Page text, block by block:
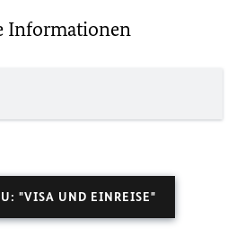
Informationen
"VISA UND EINREISE"